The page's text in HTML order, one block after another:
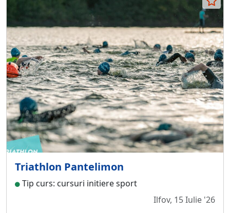
Triathlon Pantelimon
Tip curs: cursuri initiere sport
Ilfov, 15 Iulie '26